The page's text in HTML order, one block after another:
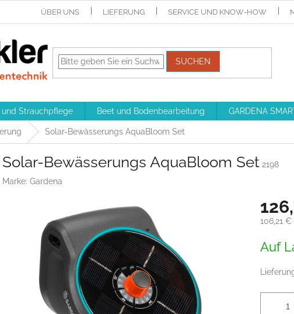
ÜBER UNS LIEFERUNG SERVICE UND KNOW-HOW
SUCHEN
und Strauchpflege Beet und Bodenbearbeitung GARDENA
Solar-Bewässerungs AquaBloom Set
Solar-Bewässerungs AquaBloom Set 2198
Marke: Gardena
106,21
Auf